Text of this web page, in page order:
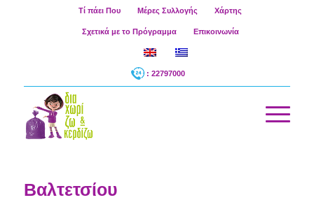
Τί πάει Που Μέρες Συλλογής Χάρτης
Σχετικά με το Πρόγραμμα Επικοινωνία
: 22797000
Βαλτετσίου